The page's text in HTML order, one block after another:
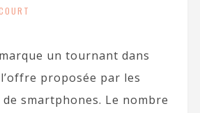
un tournant dans
proposée par les
smartphones. Le nombre